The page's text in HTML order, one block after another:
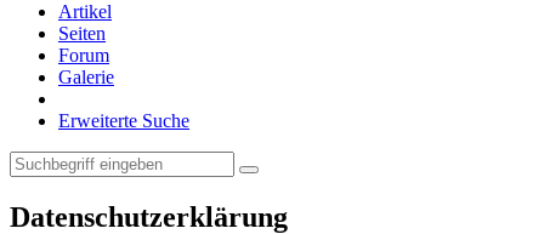
Artikel
Seiten
Forum
Galerie
Erweiterte Suche
Datenschutzerklärung